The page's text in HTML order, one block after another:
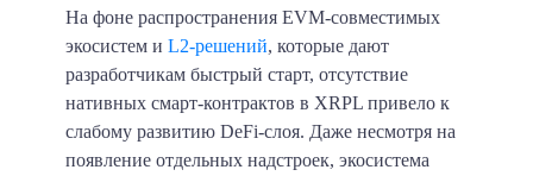
На фоне распространения EVM-совместимых
экосистем и L2-решений, которые дают
разработчикам быстрый старт, отсутствие
нативных смарт-контрактов в XRPL привело к
слабому развитию DeFi-слоя. Даже несмотря на
появление отдельных надстроек, экосистема